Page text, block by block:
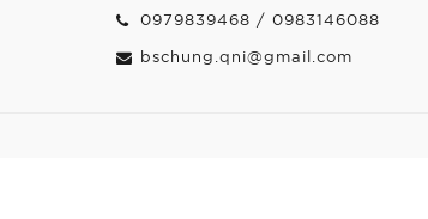
0979839468 / 0983146088
bschung.qni@gmail.com